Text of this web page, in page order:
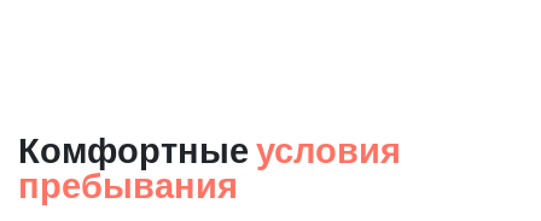
Комфортные условия
пребывания